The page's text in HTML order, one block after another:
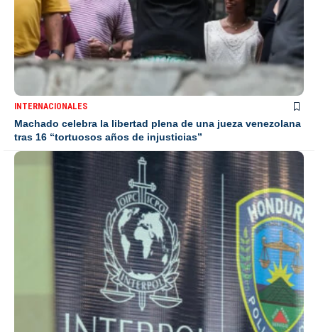
INTERNACIONALES
Machado celebra la libertad plena de una jueza venezolana
tras 16 “tortuosos años de injusticias”